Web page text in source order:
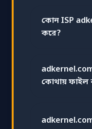
কোন ISP
করে?
কোথায় ফাইল